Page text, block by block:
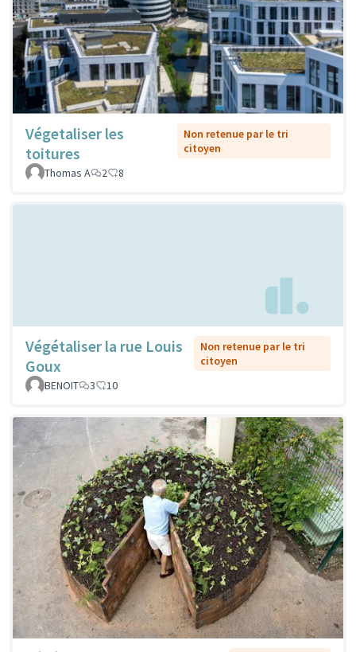
Végetaliser les
toitures
Non retenue par le tri
citoyen
Thomas A
2 8
Végétaliser la rue Louis
Goux
Non retenue par le tri
citoyen
BENOIT
3 10